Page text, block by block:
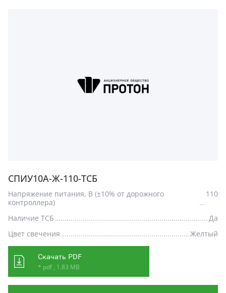
СПИУ10А-Ж-110-ТСБ
Напряжение питания, В (±10% от дорожного
контроллера)
110
Наличие ТСБ
Да
Цвет свечения
Желтый
Скачать PDF
* pdf , 1.83 MB